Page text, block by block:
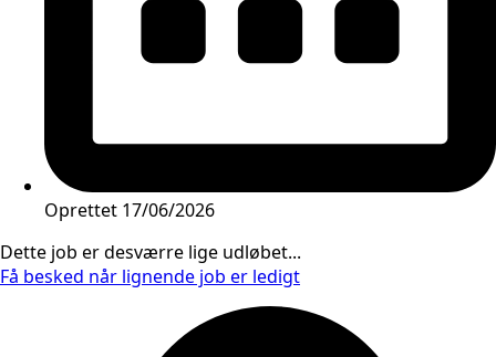
Oprettet 17/06/2026
Dette job er desværre lige udløbet...
Få besked når lignende job er ledigt